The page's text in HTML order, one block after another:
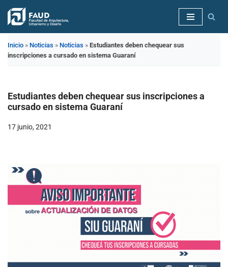
Saltar
contenido
Inicio » Noticias » Noticias » Estudiantes deben chequear sus
inscripciones a cursado en sistema Guaraní
Estudiantes deben chequear sus inscripciones a
cursado en sistema Guaraní
17 junio, 2021